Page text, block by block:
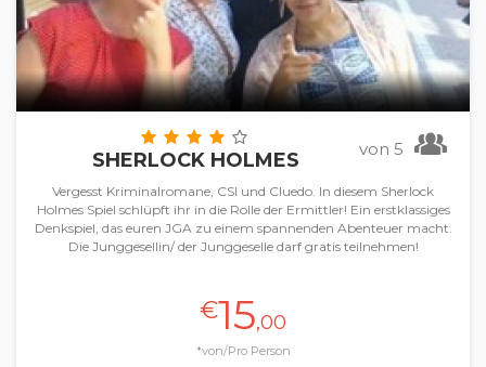
von 5
SHERLOCK HOLMES
Vergesst Kriminalromane, CSI und Cluedo. In diesem Sherlock
Holmes Spiel schlüpft ihr in die Rolle der Ermittler! Ein erstklassiges
Denkspiel, das euren JGA zu einem spannenden Abenteuer macht.
Die Junggesellin/ der Junggeselle darf gratis teilnehmen!
€15,00
*von/Pro Person